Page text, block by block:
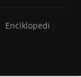
Enciklopedi